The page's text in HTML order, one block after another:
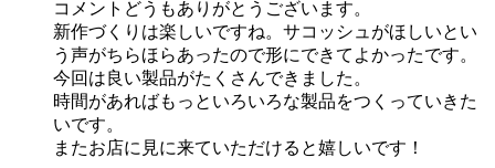
コメントどうもありがとうございます。
新作づくりは楽しいですね。サコッシュがほしいとい
う声がちらほらあったので形にできてよかったです。
今回は良い製品がたくさんできました。
時間があればもっといろいろな製品をつくっていきた
いです。
またお店に見に来ていただけると嬉しいです！